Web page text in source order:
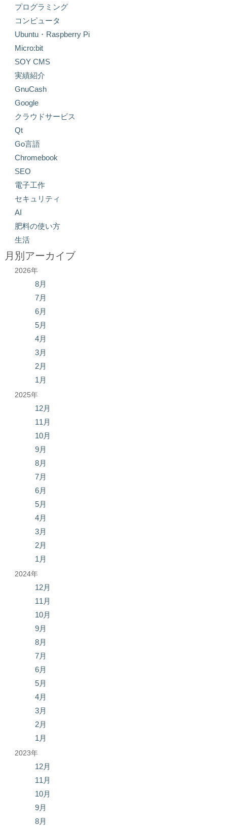
プログラミング
コンピュータ
Ubuntu・Raspberry Pi
Micro:bit
SOY CMS
実績紹介
GnuCash
Google
クラウドサービス
Qt
Go言語
Chromebook
SEO
電子工作
セキュリティ
AI
肥料の使い方
生活
月別アーカイブ
2026年
8月
7月
6月
5月
4月
3月
2月
1月
2025年
12月
11月
10月
9月
8月
7月
6月
5月
4月
3月
2月
1月
2024年
12月
11月
10月
9月
8月
7月
6月
5月
4月
3月
2月
1月
2023年
12月
11月
10月
9月
8月